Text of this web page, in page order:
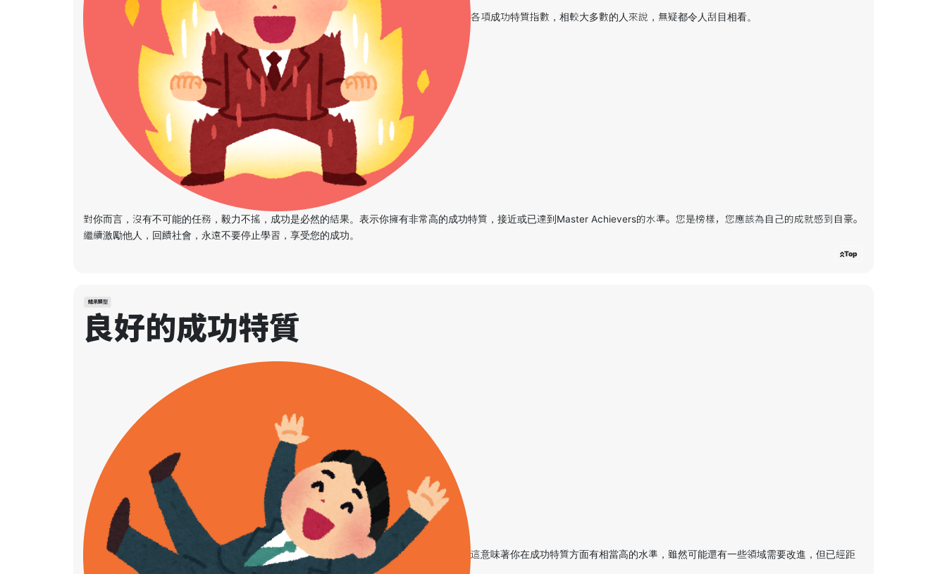
各項成功特質指數，相較大多數的人來說，無疑都令人刮目相看。
對你而言，沒有不可能的任務，毅力不搖，成功是必然的結果。表示你擁有非常高的成功特質，接近或已達到Master Achievers的水準。您是榜樣，您應該為自己的成就感到自豪。
Top
結果類型
良好的成功特質
這意味著你在成功特質方面有相當高的水準，雖然可能還有一些領域需要改進，但已經距